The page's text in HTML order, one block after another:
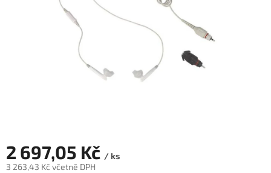
2 697,05 Kč / ks
3 263,43 Kč včetně DPH